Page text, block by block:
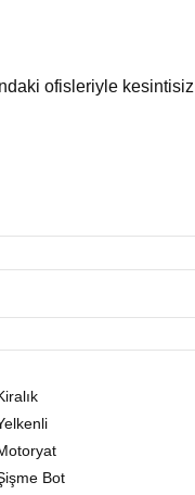
ofisleriyle kesintisiz
Bot